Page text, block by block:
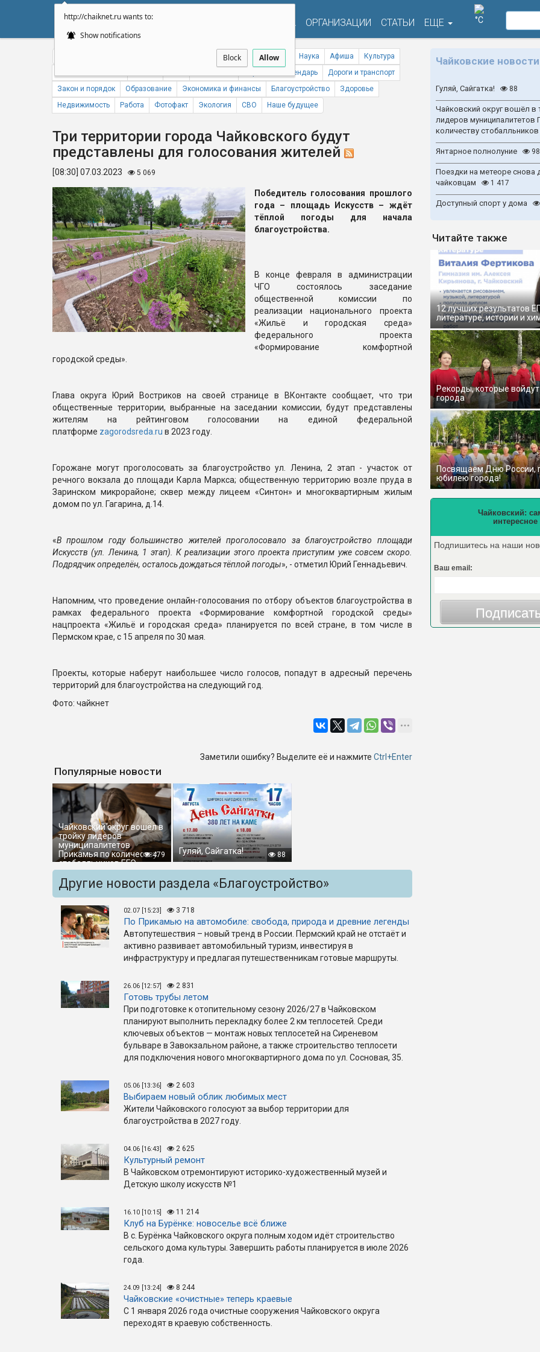
http://chaiknet.ru wants to:
Show notifications
Block Allow
АФИША ОРГАНИЗАЦИИ СТАТЬИ ЕЩЕ °C
Спорт Происшествия Наука Афиша
Культура
Народный календарь
Дороги и транспорт
Закон и порядок
Образование Экономика и финансы Благоустройство
Здоровье
Недвижимость
Работа Фотофакт Экология СВО Наше будущее
Три территории города Чайковского будут
представлены для голосования жителей
[08:30] 07.03.2023 5 069
Победитель голосования прошлого
года – площадь Искусств – ждёт
тёплой погоды для начала
благоустройства.
В конце февраля в администрации
ЧГО состоялось заседание
общественной комиссии по
реализации национального проекта
«Жильё и городская среда»
федерального проекта
«Формирование комфортной
городской среды».
Глава округа Юрий Востриков на своей странице в ВКонтакте сообщает, что три
общественные территории, выбранные на заседании комиссии, будут представлены
жителям на рейтинговом голосовании на единой федеральной
платформе zagorodsreda.ru в 2023 году.
Горожане могут проголосовать за благоустройство ул. Ленина, 2 этап - участок от
речного вокзала до площади Карла Маркса; общественную территорию возле пруда в
Заринском микрорайоне; сквер между лицеем «Синтон» и многоквартирным жилым
домом по ул. Гагарина, д.14.
«В прошлом году большинство жителей проголосовало за благоустройство площади
Искусств (ул. Ленина, 1 этап). К реализации этого проекта приступим уже совсем скоро.
Подрядчик определён, осталось дождаться тёплой погоды», - отметил Юрий Геннадьевич.
Напомним, что проведение онлайн-голосования по отбору объектов благоустройства в
рамках федерального проекта «Формирование комфортной городской среды»
нацпроекта «Жильё и городская среда» планируется по всей стране, в том числе в
Пермском крае, с 15 апреля по 30 мая.
Проекты, которые наберут наибольшее число голосов, попадут в адресный перечень
территорий для благоустройства на следующий год.
Фото: чайкнет
Заметили ошибку? Выделите её и нажмите Ctrl+Enter
Популярные новости
Чайковский округ вошёл в
тройку лидеров
муниципалитетов
Прикамья по количеству
стобалльников ЕГЭ
479 Гуляй, Сайгатка! 88
Другие новости раздела «Благоустройство»
02.07 [15:23] 3 718
По Прикамью на автомобиле: свобода, природа и древние легенды
Автопутешествия – новый тренд в России. Пермский край не отстаёт и
активно развивает автомобильный туризм, инвестируя в
инфраструктуру и предлагая путешественникам готовые маршруты.
26.06 [12:57] 2 831
Готовь трубы летом
При подготовке к отопительному сезону 2026/27 в Чайковском
планируют выполнить перекладку более 2 км теплосетей. Среди
ключевых объектов — монтаж новых теплосетей на Сиреневом
бульваре в Завокзальном районе, а также строительство теплосети
для подключения нового многоквартирного дома по ул. Сосновая, 35.
05.06 [13:36] 2 603
Выбираем новый облик любимых мест
Жители Чайковского голосуют за выбор территории для
благоустройства в 2027 году.
04.06 [16:43] 2 625
Культурный ремонт
В Чайковском отремонтируют историко-художественный музей и
Детскую школу искусств №1
16.10 [10:15] 11 214
Клуб на Бурёнке: новоселье всё ближе
В с. Бурёнка Чайковского округа полным ходом идёт строительство
сельского дома культуры. Завершить работы планируется в июле 2026
года.
24.09 [13:24] 8 244
Чайковские «очистные» теперь краевые
С 1 января 2026 года очистные сооружения Чайковского округа
переходят в краевую собственность.
Чайковские новости
Гуляй, Сайгатка! 88
Чайковский округ вошёл в
лидеров муниципалитетов
количеству
Янтарное полнолуние
Поездки на метеоре снова
чайковцам
1 417
Доступный спорт у дома
Читайте также
12 лучших результатов
литературе, истории и
Рекорды, которые
города
Посвящаем Дню России,
юбилею города!
Чайковский:
интересное
Подпишитесь на наши
Ваш email: